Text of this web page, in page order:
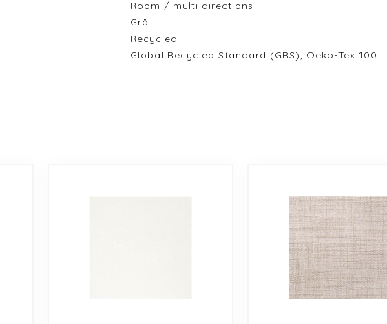
Room / multi directions
Grå
Recycled
Global Recycled Standard (GRS), Oeko-Tex 100